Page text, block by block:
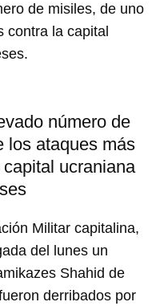
primero has de
14ymedio.
CANCELAR
de misiles, de uno
contra la capital
número de
los ataques más
ucraniana
Militar capitalina,
del lunes un
Shahid de
derribados por